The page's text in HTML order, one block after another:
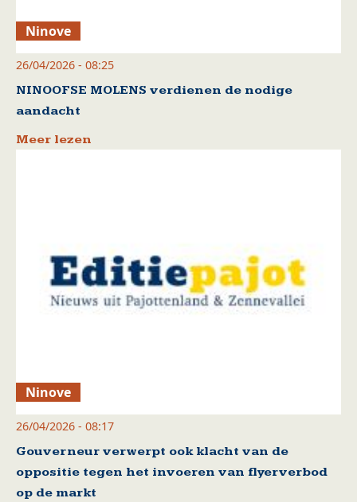
Ninove
26/04/2026 - 08:25
NINOOFSE MOLENS verdienen de nodige
aandacht
Meer lezen
Ninove
26/04/2026 - 08:17
Gouverneur verwerpt ook klacht van de
oppositie tegen het invoeren van flyerverbod
op de markt